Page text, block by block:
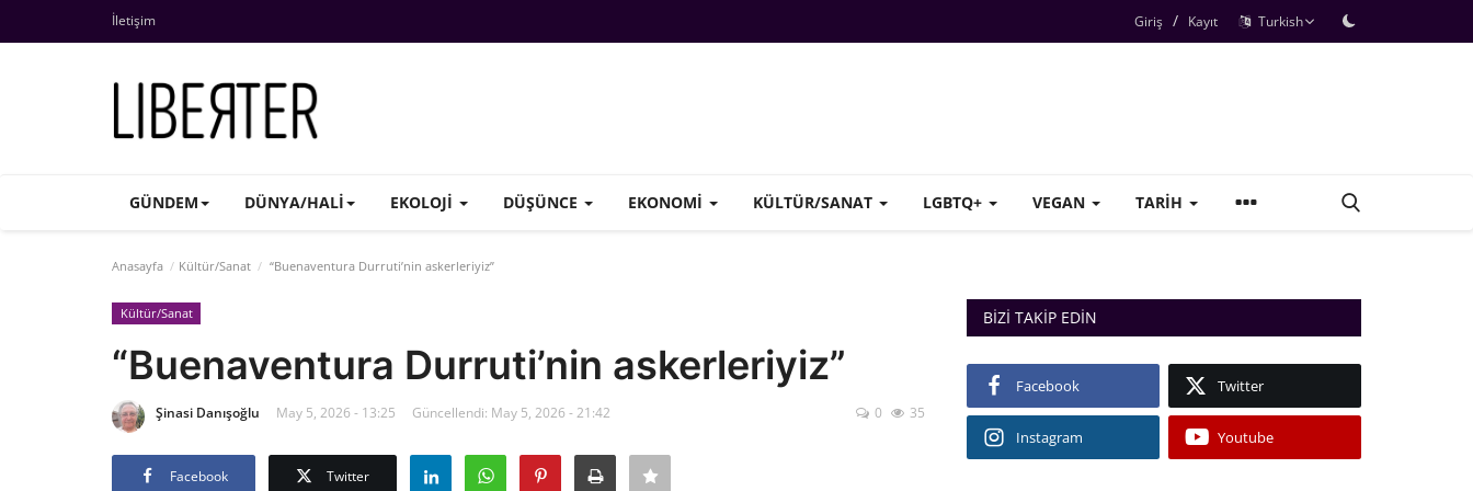
İletişim Giriş / Kayıt Turkish
GÜNDEM DÜNYA/HALI EKOLOJI DÜŞÜNCE EKONOMI KÜLTÜR/SANAT LGBTQ+ VEGAN TARIH
Anasayfa Kültür/Sanat “Buenaventura Durruti’nin askerleriyiz”
Kültür/Sanat
“Buenaventura Durruti’nin askerleriyiz”
Şinasi Danışoğlu May 5, 2026 - 13:25 Güncellendi: May 5, 2026 - 21:42 0 35
Facebook Twitter
BIZI TAKIP EDIN
Facebook Twitter
Instagram Youtube